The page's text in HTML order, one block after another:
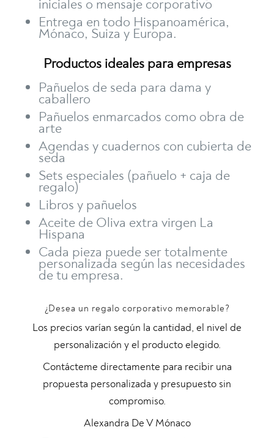
iniciales o mensaje corporativo
Entrega en todo Hispanoamérica,
Mónaco, Suiza y Europa.
Productos ideales para empresas
Pañuelos de seda para dama y
caballero
Pañuelos enmarcados como obra de
arte
Agendas y cuadernos con cubierta de
seda
Sets especiales (pañuelo + caja de
regalo)
Libros y pañuelos
Aceite de Oliva extra virgen La
Hispana
Cada pieza puede ser totalmente
personalizada según las necesidades
de tu empresa.
¿Desea un regalo corporativo memorable?
Los precios varían según la cantidad, el nivel de
personalización y el producto elegido.
Contácteme directamente para recibir una
propuesta personalizada y presupuesto sin
compromiso.
Alexandra De V Mónaco